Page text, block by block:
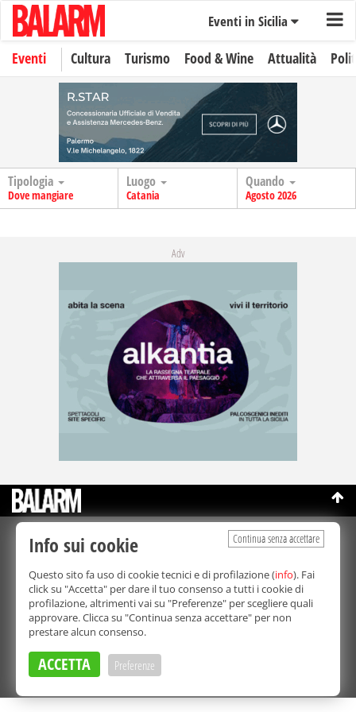
Eventi in Sicilia
Eventi Cultura Turismo Food & Wine Attualità
Tipologia
Dove mangiare
Luogo
Catania
Quando
Agosto 2026
Adv
©Copyright 2003-2026
Bmedia Srl
La riproduzione totale o parziale di tutti i contenuti, in qualunque
forma, su qualsiasi supporto è proibita.
Balarm.it è una testata giornalistica registrata. Autorizzazione del
Tribunale di Palermo n° 32 del 21/10/2003
Direttore responsabile:Fabio Ricotta
Privacy e Cookie Policy
Continua senza accettare
Info sui cookie
Questo sito fa uso di cookie tecnici e di profilazione (info). Fai
click su "Accetta" per dare il tuo consenso a tutti i cookie di
profilazione, altrimenti vai su "Preferenze" per scegliere quali
approvare. Clicca su "Continua senza accettare" per non
prestare alcun consenso.
ACCETTA Preferenze